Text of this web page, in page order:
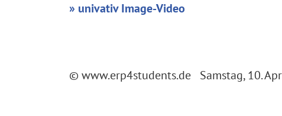
» univativ Image-Video
© www.erp4students.de Samstag, 10.